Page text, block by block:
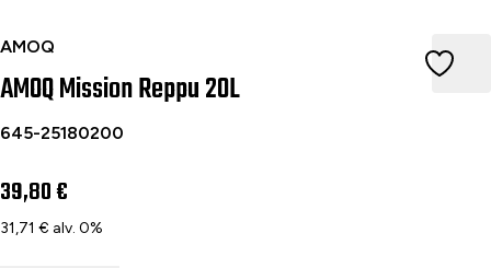
AMOQ
AMOQ Mission Reppu 20L
AMOQ Mission Reppu 20L
645-25180200
39,80 €
31,71 € alv. 0%